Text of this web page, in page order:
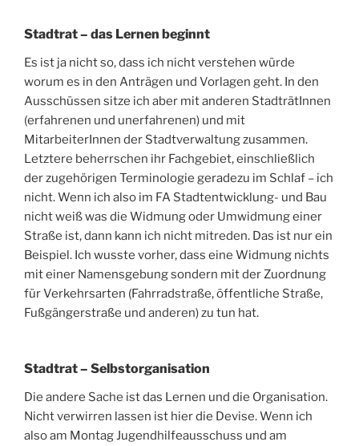
Stadtrat – das Lernen beginnt
Es ist ja nicht so, dass ich nicht verstehen würde
worum es in den Anträgen und Vorlagen geht. In den
Ausschüssen sitze ich aber mit anderen StadträtInnen
(erfahrenen und unerfahrenen) und mit
MitarbeiterInnen der Stadtverwaltung zusammen.
Letztere beherrschen ihr Fachgebiet, einschließlich
der zugehörigen Terminologie geradezu im Schlaf – ich
nicht. Wenn ich also im FA Stadtentwicklung- und Bau
nicht weiß was die Widmung oder Umwidmung einer
Straße ist, dann kann ich nicht mitreden. Das ist nur ein
Beispiel. Ich wusste vorher, dass eine Widmung nichts
mit einer Namensgebung sondern mit der Zuordnung
für Verkehrsarten (Fahrradstraße, öffentliche Straße,
Fußgängerstraße und anderen) zu tun hat.
Stadtrat – Selbstorganisation
Die andere Sache ist das Lernen und die Organisation.
Nicht verwirren lassen ist hier die Devise. Wenn ich
also am Montag Jugendhilfeausschuss und am